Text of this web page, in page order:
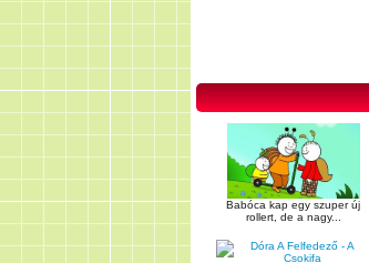
Babóca kap egy szuper új
rollert, de a nagy...